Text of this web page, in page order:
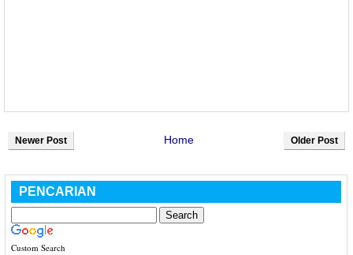
Newer Post Older Post
Home
PENCARIAN
Custom Search